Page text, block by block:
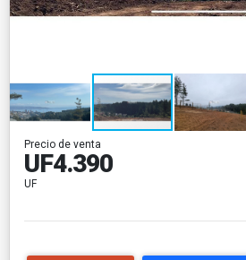
Precio de venta
UF4.390
UF